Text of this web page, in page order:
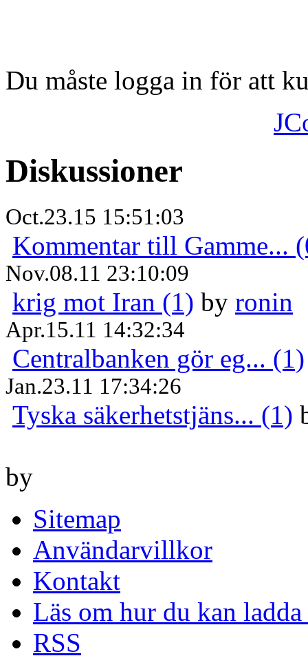
Du måste logga in för att
Diskussioner
Oct.23.15 15:51:03
Kommentar till Gamme...
Nov.08.11 23:10:09
krig mot Iran (1) by ronin
Apr.15.11 14:32:34
Centralbanken gör eg... (1)
Jan.23.11 17:34:26
Tyska säkerhetstjäns... (1)
by
Sitemap
Användarvillkor
Kontakt
Läs om hur du kan
RSS